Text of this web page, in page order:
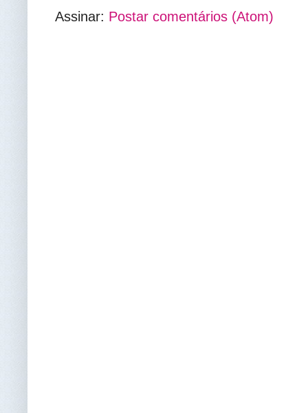
Assinar: Postar comentários (Atom)